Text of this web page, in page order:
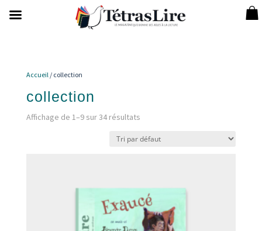
Accueil/ collection
collection
Affichage de 1–9 sur 34 résultats